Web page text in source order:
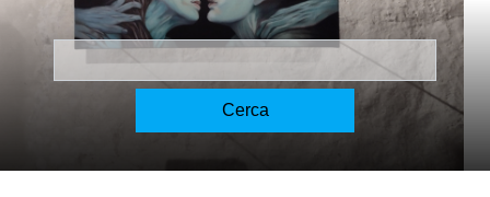
Cerca
e traduttologia - Translation
and translation studies
[Engelhardt]